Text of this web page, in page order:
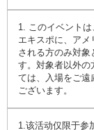
1. このイベント
エキスポに、アメ
される方のみ対象
す。対象者以外の
ては、入場をご遠
ございます。
1.该活动仅限于参